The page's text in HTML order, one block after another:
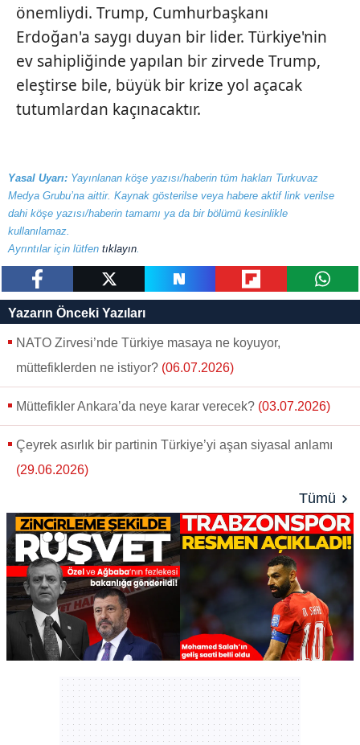
önemliydi. Trump, Cumhurbaşkanı
Erdoğan'a saygı duyan bir lider. Türkiye'nin
ev sahipliğinde yapılan bir zirvede Trump,
eleştirse bile, büyük bir krize yol açacak
tutumlardan kaçınacaktır.
Yasal Uyarı: Yayınlanan köşe yazısı/haberin tüm hakları Turkuvaz
Medya Grubu’na aittir. Kaynak gösterilse veya habere aktif link verilse
dahi köşe yazısı/haberin tamamı ya da bir bölümü kesinlikle
kullanılamaz.
Ayrıntılar için lütfen tıklayın.
Yazarın Önceki Yazıları
NATO Zirvesi’nde Türkiye masaya ne koyuyor,
müttefiklerden ne istiyor? (06.07.2026)
Müttefikler Ankara’da neye karar verecek? (03.07.2026)
Çeyrek asırlık bir partinin Türkiye’yi aşan siyasal anlamı
(29.06.2026)
Tümü